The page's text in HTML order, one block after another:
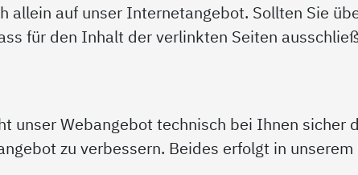
allein auf unser Internetangebot. Sollten Sie
für den Inhalt der verlinkten Seiten
unser Webangebot technisch bei Ihnen sicher
zu verbessern. Beides erfolgt in